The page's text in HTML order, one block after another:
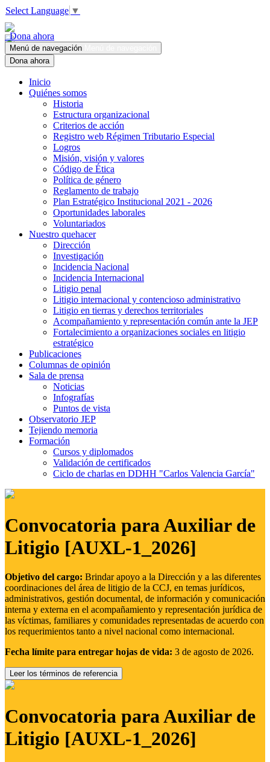
Select Language ▼
Dona ahora
Menú de navegación
Dona ahora
Inicio
Quiénes somos
Historia
Estructura organizacional
Criterios de acción
Registro web Régimen Tributario Especial
Logros
Misión, visión y valores
Código de Ética
Política de género
Reglamento de trabajo
Plan Estratégico Institucional 2021 - 2026
Oportunidades laborales
Voluntariados
Nuestro quehacer
Dirección
Investigación
Incidencia Nacional
Incidencia Internacional
Litigio penal
Litigio internacional y contencioso administrativo
Litigio en tierras y derechos territoriales
Acompañamiento y representación común ante la JEP
Fortalecimiento a organizaciones sociales en litigio
estratégico
Publicaciones
Columnas de opinión
Sala de prensa
Noticias
Infografías
Puntos de vista
Observatorio JEP
Tejiendo memoria
Formación
Cursos y diplomados
Validación de certificados
Ciclo de charlas en DDHH "Carlos Valencia García"
Convocatoria para Auxiliar de
Litigio [AUXL-1_2026]
Objetivo del cargo: Brindar apoyo a la Dirección y a las diferentes
coordinaciones del área de litigio de la CCJ, en temas jurídicos,
administrativos, gestión documental, de información y comunicación
interna y externa en el acompañamiento y representación jurídica de
las víctimas, familiares y comunidades representadas de acuerdo con
los requerimientos tanto a nivel nacional como internacional.
Fecha límite para entregar hojas de vida: 3 de agosto de 2026.
Leer los términos de referencia
Convocatoria para Auxiliar de
Litigio [AUXL-1_2026]